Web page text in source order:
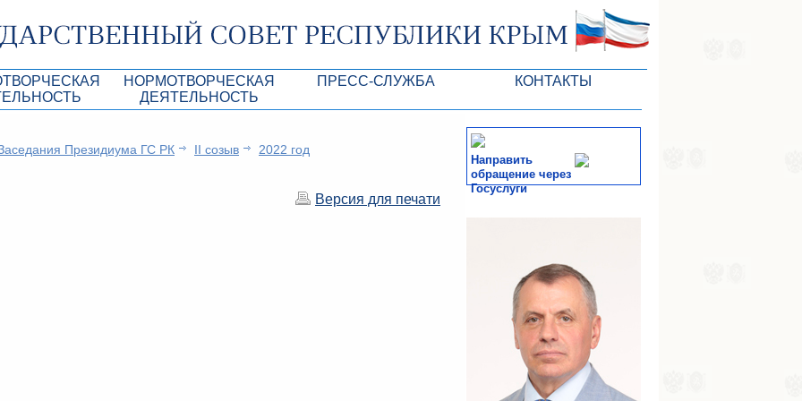
Крым
НОРМОТВОРЧЕСКАЯ
ДЕЯТЕЛЬНОСТЬ
Повестки дня
ПРЕСС-СЛУЖБА
Лента новостей
КОНТАКТЫ
Президиума ГС РК II созыв 2022 год
Версия для печати
Направить
обращение через
Госуслуги